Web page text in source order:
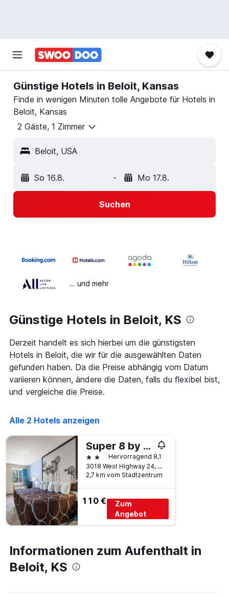
Günstige Hotels in Beloit, Kansas
Finde in wenigen Minuten tolle Angebote für Hotels in
Beloit, Kansas
2 Gäste, 1 Zimmer
Beloit, USA
So 16.8. - Mo 17.8.
Suchen
… und mehr
Günstige Hotels in Beloit, KS
Derzeit handelt es sich hierbei um die günstigsten
Hotels in Beloit, die wir für die ausgewählten Daten
gefunden haben. Da die Preise abhängig vom Datum
variieren können, ändere die Daten, falls du flexibel bist,
und vergleiche die Preise.
Alle 2 Hotels anzeigen
Super 8 by Wyndham Beloit KS
2 SterneHervorragend 8,1
3018 West Highway 24, Beloit, KS, USA
2,7 km vom Stadtzentrum
110 €
Zum
Angebot
Informationen zum Aufenthalt in
Beloit, KS